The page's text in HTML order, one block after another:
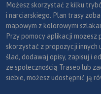
Możesz skorzystać z kilku
i narciarskiego. Plan trasy
mapowym z kolorowymi
Przy pomocy aplikacji
skorzystać z propozycji innych
ślad, dodawaj opisy, zapisuj i
ze społecznością Traseo lub
siebie, możesz udostępnić ją